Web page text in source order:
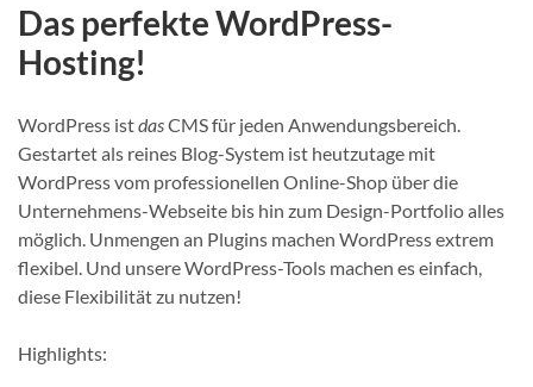
Das perfekte WordPress-
Hosting!
WordPress istdasCMS für jeden Anwendungsbereich.
Gestartet als reines Blog-System ist heutzutage mit
WordPress vom professionellen Online-Shop über die
Unternehmens-Webseite bis hin zum Design-Portfolio alles
möglich. Unmengen an Plugins machen WordPress extrem
flexibel. Und unsere WordPress-Tools machen es einfach,
diese Flexibilität zu nutzen!
Highlights: